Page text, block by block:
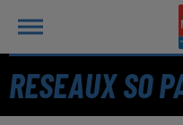
RESEAUX SO